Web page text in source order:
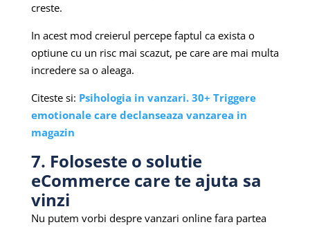
creste.
In acest mod creierul percepe faptul ca exista o
optiune cu un risc mai scazut, pe care are mai multa
incredere sa o aleaga.
Citeste si: Psihologia in vanzari. 30+ Triggere
emotionale care declanseaza vanzarea in
magazin
7. Foloseste o solutie
eCommerce care te ajuta sa
vinzi
Nu putem vorbi despre vanzari online fara partea